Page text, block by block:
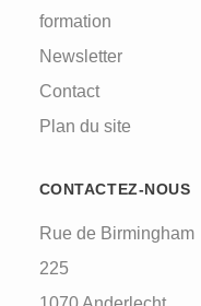
formation
Newsletter
Contact
Plan du site
CONTACTEZ-NOUS
Rue de Birmingham
225